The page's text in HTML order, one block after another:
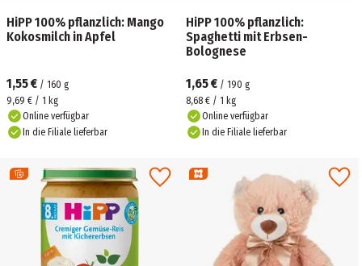
HiPP 100% pflanzlich: Mango
Kokosmilch in Apfel
1,55 € / 160 g
9,69 € / 1 kg
Online verfügbar
In die Filiale lieferbar
HiPP 100% pflanzlich:
Spaghetti mit Erbsen-
Bolognese
1,65 € / 190 g
8,68 € / 1 kg
Online verfügbar
In die Filiale lieferbar